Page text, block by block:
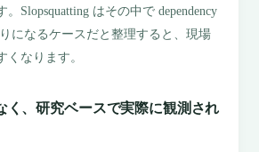
Slopsquatting はその中で dependency
になるケースだと整理すると、現場
くなります。
く、研究ベースで実際に観測され